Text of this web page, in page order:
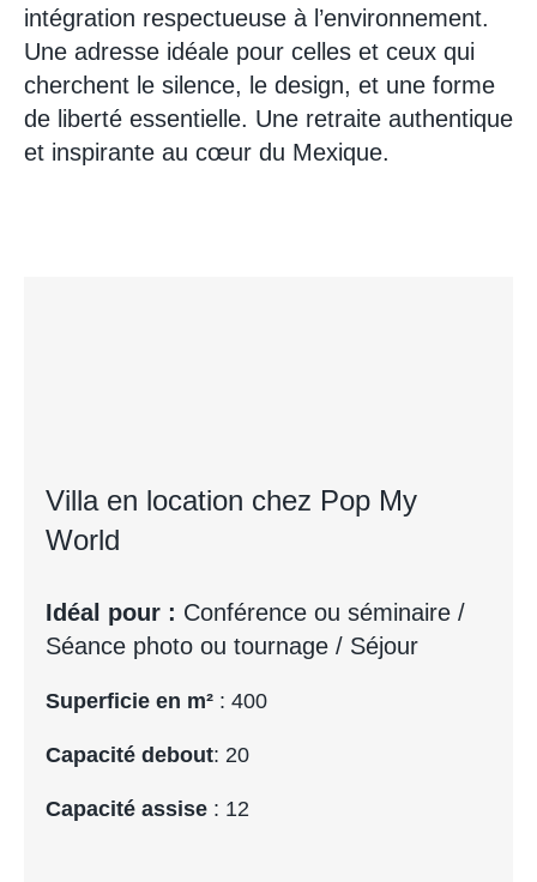
intégration respectueuse à l’environnement.
Une adresse idéale pour celles et ceux qui
cherchent le silence, le design, et une forme
de liberté essentielle. Une retraite authentique
et inspirante au cœur du Mexique.
Villa en location chez Pop My
World
Idéal pour : Conférence ou séminaire /
Séance photo ou tournage / Séjour
Superficie en m² : 400
Capacité debout: 20
Capacité assise : 12